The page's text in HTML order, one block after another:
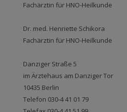
Fachärztin für HNO-Heilkunde
Dr. med. Henriette Schikora
Fachärztin für HNO-Heilkunde
Danziger Straße 5
im Ärztehaus am Danziger Tor
10435 Berlin
Telefon 030-4 41 01 79